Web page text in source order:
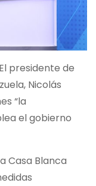
El presidente de
Nicolás
“la
el gobierno
Casa Blanca